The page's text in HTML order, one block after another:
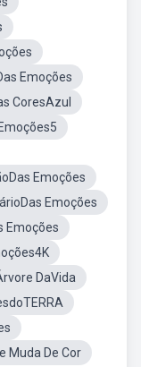
Emoções
CoresAzul
Emoções
Emoções
Emoções
DaVida
Muda De Cor